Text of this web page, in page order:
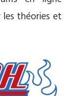
théories et